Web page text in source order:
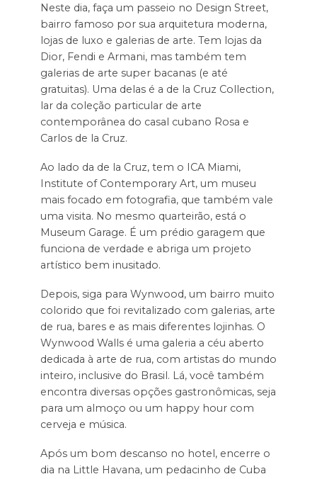
Neste dia, faça um passeio no Design Street,
bairro famoso por sua arquitetura moderna,
lojas de luxo e galerias de arte. Tem lojas da
Dior, Fendi e Armani, mas também tem
galerias de arte super bacanas (e até
gratuitas). Uma delas é a de la Cruz Collection,
lar da coleção particular de arte
contemporânea do casal cubano Rosa e
Carlos de la Cruz.
Ao lado da de la Cruz, tem o ICA Miami,
Institute of Contemporary Art, um museu
mais focado em fotografia, que também vale
uma visita. No mesmo quarteirão, está o
Museum Garage. É um prédio garagem que
funciona de verdade e abriga um projeto
artístico bem inusitado.
Depois, siga para Wynwood, um bairro muito
colorido que foi revitalizado com galerias, arte
de rua, bares e as mais diferentes lojinhas. O
Wynwood Walls é uma galeria a céu aberto
dedicada à arte de rua, com artistas do mundo
inteiro, inclusive do Brasil. Lá, você também
encontra diversas opções gastronômicas, seja
para um almoço ou um happy hour com
cerveja e música.
Após um bom descanso no hotel, encerre o
dia na Little Havana, um pedacinho de Cuba